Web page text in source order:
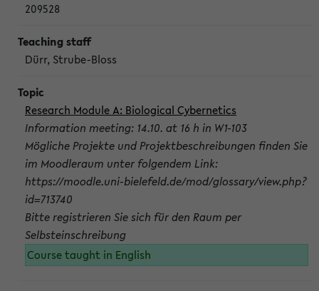
209528
Dürr, Strube-Bloss
Research Module A: Biological Cybernetics
Information meeting: 14.10. at 16 h in W1-103
Mögliche Projekte und Projektbeschreibungen finden Sie
im Moodleraum unter folgendem Link:
https://moodle.uni-bielefeld.de/mod/glossary/view.php?
id=713740
Bitte registrieren Sie sich für den Raum per
Selbsteinschreibung
Course taught in English